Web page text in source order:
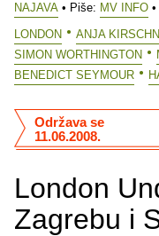
NAJAVA • Piše: MV INFO
LONDON
ANJA
SIMON WORTHINGTON
BENEDICT SEYMOUR
London
Zagrebu i
Održava se
11.06.2008.